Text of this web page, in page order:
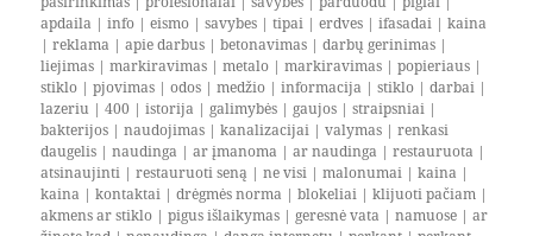
apdaila |info |eismo |savybes |tipai |erdves |ifasadai |kaina
|reklama |apie darbus |betonavimas |darbų gerinimas |
liejimas |markiravimas |metalo |markiravimas |popieriaus |
stiklo |pjovimas |odos |medžio |informacija |stiklo |darbai |
lazeriu |400 |istorija | galimybės | gaujos |straipsniai |
bakterijos |naudojimas |kanalizacijai |valymas |renkasi
daugelis |naudinga |ar įmanoma |ar naudinga |restauruota |
atsinaujinti |restauruoti seną |ne visi |malonumai |kaina |
kaina |kontaktai |drėgmės norma |blokeliai |klijuoti pačiam |
akmens ar stiklo |pigus išlaikymas | geresnė vata |namuose |ar